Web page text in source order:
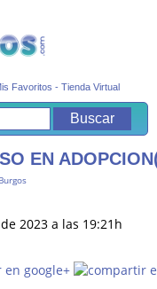
Favoritos -Tienda Virtual
EN
2023 a las 19:21h